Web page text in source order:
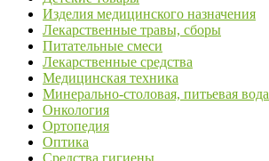
Изделия медицинского назначения
Лекарственные травы, сборы
Питательные смеси
Лекарственные средства
Медицинская техника
Минерально-столовая, питьевая вода
Онкология
Ортопедия
Оптика